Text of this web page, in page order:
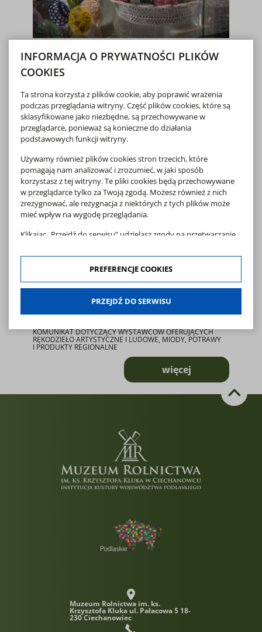
PISANKI
MUZEUM PISANKI | Szanowni Państwo! Pragniemy
poinformować, że pisanki do zbiorów są przyjmowane
Etnograficznym. Należy wysłać email pod adres:
etnografia@muzeumrolnictwa.pl ze zdjęciami Państwa prac
lu...
więcej
KOMUNIKAT DOTYCZĄCY
WYSTAWCÓW
KOMUNIKAT DOTYCZĄCY WYSTAWCÓW OFERUJĄCYCH
RĘKODZIEŁO ARTYSTYCZNE I LUDOWE, MIODY, POTRAWY
I PRODUKTY REGIONALNE
więcejo KOMUNIKAT
Muzeum Rolnictwa im. ks.
Krzysztofa Kluka ul. Pałacowa 5 18-
230 Ciechanowiec
INFORMACJA O PRYWATNOŚCI PLIKÓW
COOKIES
Ta strona korzysta z plików cookie, aby poprawić wrażenia
podczas przeglądania witryny. Część plików cookies, które są
sklasyfikowane jako niezbędne, są przechowywane w
przeglądarce, ponieważ są konieczne do działania
podstawowych funkcji witryny.
Używamy również plików cookies stron trzecich, które
pomagają nam analizować i zrozumieć, w jaki sposób
korzystasz z tej witryny. Te pliki cookies będą przechowywane
w przeglądarce tylko za Twoją zgodą. Możesz również z nich
zrezygnować, ale rezygnacja z niektórych z tych plików może
mieć wpływ na wygodę przeglądania.
Klikając „Przejdź do serwisu” udzielasz zgody na przetwarzanie
naszej stronie. Dane są zbierane w celach zgodnych z naszą
polityką prywatnościorazpolityką cookies. Zgoda jest
klikając w "Preferencje cookies".
cookies.
PREFERENCJE COOKIES
PRZEJDŹ DO SERWISU